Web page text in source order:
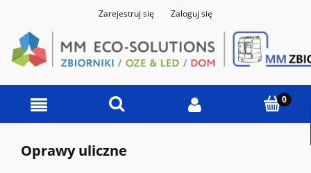
Zarejestruj się Zaloguj się
Oprawy uliczne